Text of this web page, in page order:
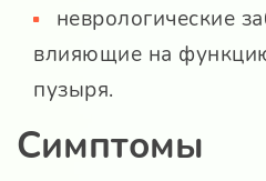
неврологические
влияющие на
пузыря.
Симптомы